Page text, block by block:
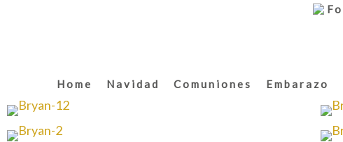
Home Navidad Comuniones Embarazo